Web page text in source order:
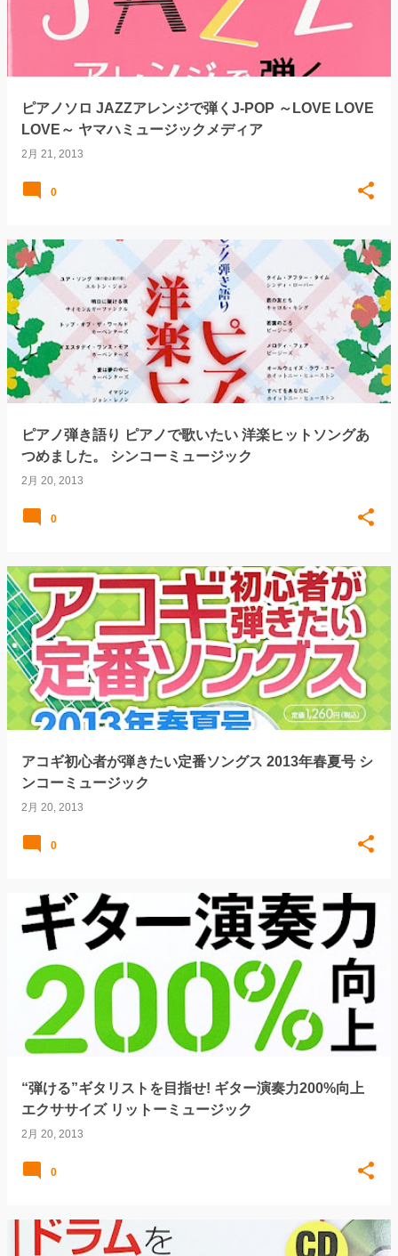
ピアノソロ JAZZアレンジで弾くJ-POP ～LOVE LOVE
LOVE～ ヤマハミュージックメディア
2月 21, 2013
0
ピアノ弾き語り ピアノで歌いたい 洋楽ヒットソングあ
つめました。 シンコーミュージック
2月 20, 2013
0
アコギ初心者が弾きたい定番ソングス 2013年春夏号 シ
ンコーミュージック
2月 20, 2013
0
“弾ける”ギタリストを目指せ! ギター演奏力200%向上
エクササイズ リットーミュージック
2月 20, 2013
0